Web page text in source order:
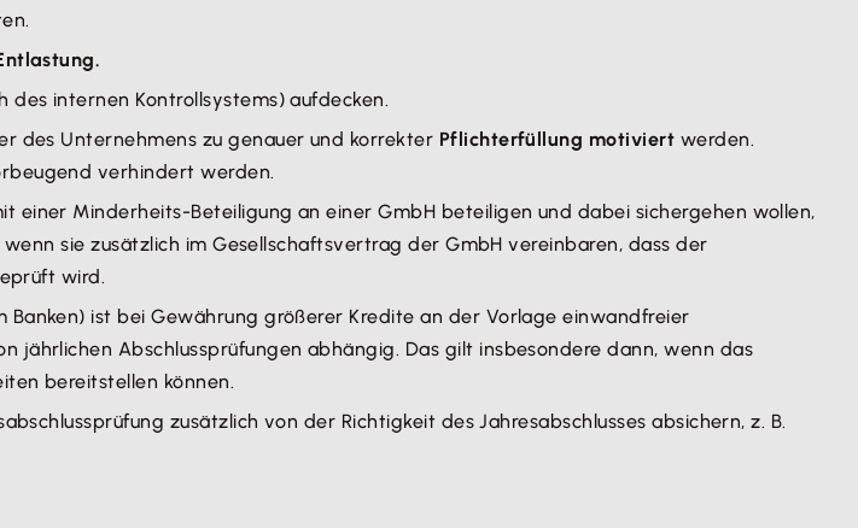
des internen Kontrollsystems) aufdecken.
des Unternehmens zu genauer und korrekter Pflichterfüllung motiviert werden.
verhindert werden.
einer Minderheits-Beteiligung an einer GmbH beteiligen und dabei sichergehen wollen,
sie zusätzlich im Gesellschaftsvertrag der GmbH vereinbaren, dass der
wird.
Banken) ist bei Gewährung größerer Kredite an der Vorlage einwandfreier
jährlichen Abschlussprüfungen abhängig. Das gilt insbesondere dann, wenn das
bereitstellen können.
zusätzlich von der Richtigkeit des Jahresabschlusses absichern, z. B.